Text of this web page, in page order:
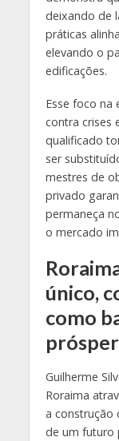
deixando de
práticas
elevando o
edificações.
Esse foco na
contra crises
qualificado
ser
mestres de
privado
permaneça
o mercado
único,
como
Guilherme
Roraima
a construção
de um futuro